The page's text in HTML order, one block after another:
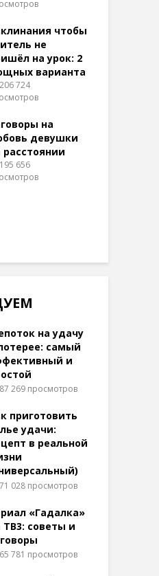
чтобы
не
на урок: 2
варианта
206 724
на
девушки
расстоянии
195 656
на удачу
самый
и
87 269 просмотров
приготовить
удачи:
в реальной
71 028 просмотров
«Гадалка»
ТВ3: советы и
65 781 просмотров